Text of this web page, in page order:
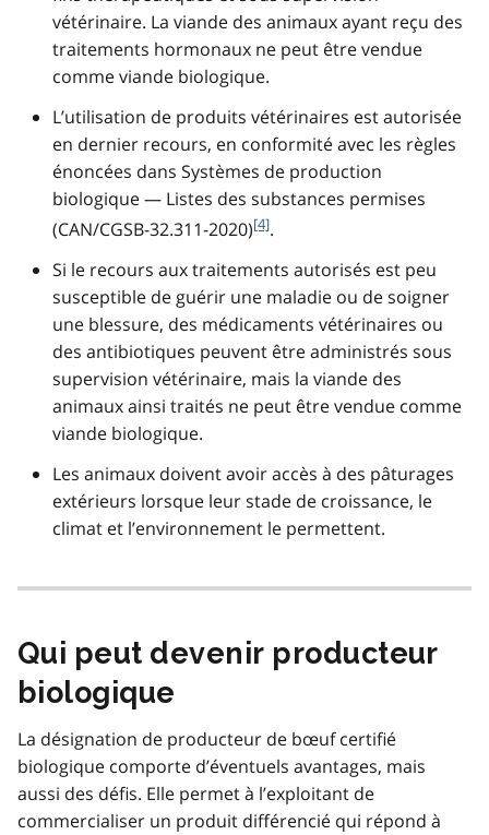
vétérinaire. La viande des animaux ayant reçu des
traitements hormonaux ne peut être vendue
comme viande biologique.
L’utilisation de produits vétérinaires est autorisée
en dernier recours, en conformité avec les règles
énoncées dans Systèmes de production
biologique — Listes des substances permises
(CAN/CGSB-32.311-2020)f
o
t
o
t
e
4
[4].
Si le recours aux traitements autorisés est peu
susceptible de guérir une maladie ou de soigner
une blessure, des médicaments vétérinaires ou
des antibiotiques peuvent être administrés sous
supervision vétérinaire, mais la viande des
animaux ainsi traités ne peut être vendue comme
viande biologique.
Les animaux doivent avoir accès à des pâturages
extérieurs lorsque leur stade de croissance, le
climat et l’environnement le permettent.
Qui peut devenir producteur
biologique
La désignation de producteur de bœuf certifié
biologique comporte d’éventuels avantages, mais
aussi des défis. Elle permet à l’exploitant de
commercialiser un produit différencié qui répond à